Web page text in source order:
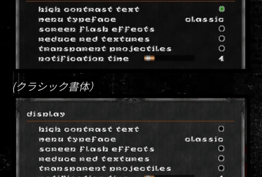
(クラシック書体）